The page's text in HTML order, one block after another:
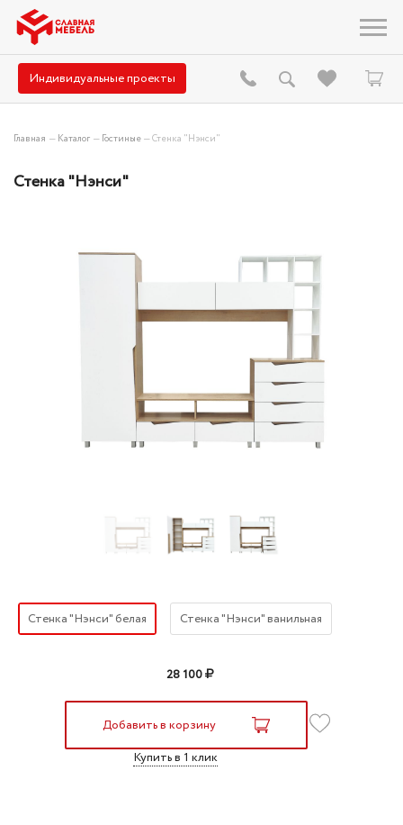
Индивидуальные проекты
Главная —Каталог —Гостиные—Стенка "Нэнси"
Стенка "Нэнси"
Стенка "Нэнси" белая Стенка "Нэнси" ванильная
28 100
Добавить в корзину
Купить в 1 клик